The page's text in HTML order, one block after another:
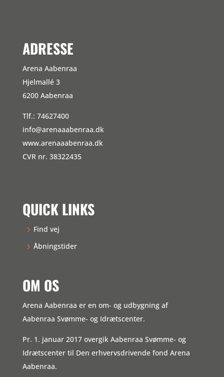
ADRESSE
Arena Aabenraa
Hjelmallé 3
6200 Aabenraa
Tlf.: 74627400
info@arenaaabenraa.dk
www.arenaaabenraa.dk
CVR nr. 38322435
QUICK LINKS
Find vej
Åbningstider
OM OS
Arena Aabenraa er en om- og udbygning af
Aabenraa Svømme- og Idrætscenter.
Pr. 1. januar 2017 overgik Aabenraa Svømme- og
Idrætscenter til Den erhvervsdrivende fond Arena
Aabenraa.